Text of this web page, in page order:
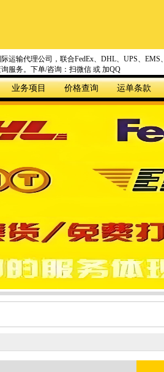
运输代理公司，联合FedEx、DHL、UPS、
服务。下单/咨询：扫微信 或 加QQ
业务项目 价格查询 运单条款